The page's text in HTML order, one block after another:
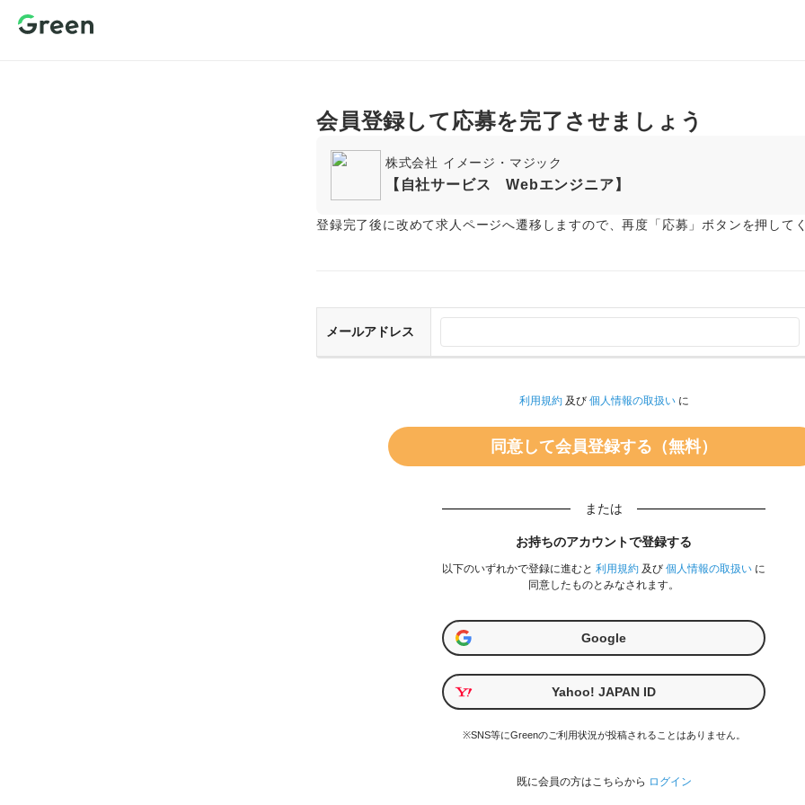
会員登録して応募を完了させましょう
株式会社 イメージ・マジック
【自社サービス Webエンジニア】
登録完了後に改めて求人ページへ遷移しますので、再度「応募」ボタンを押して
メールアドレス
利用規約及び 個人情報の取扱いに
または
お持ちのアカウントで登録する
以下のいずれかで登録に進むと 利用規約 及び 個人情報の取扱い に
同意したものとみなされます。
Google
Yahoo! JAPAN ID
※SNS等にGreenのご利用状況が投稿されることはありません。
既に会員の方はこちらから ログイン